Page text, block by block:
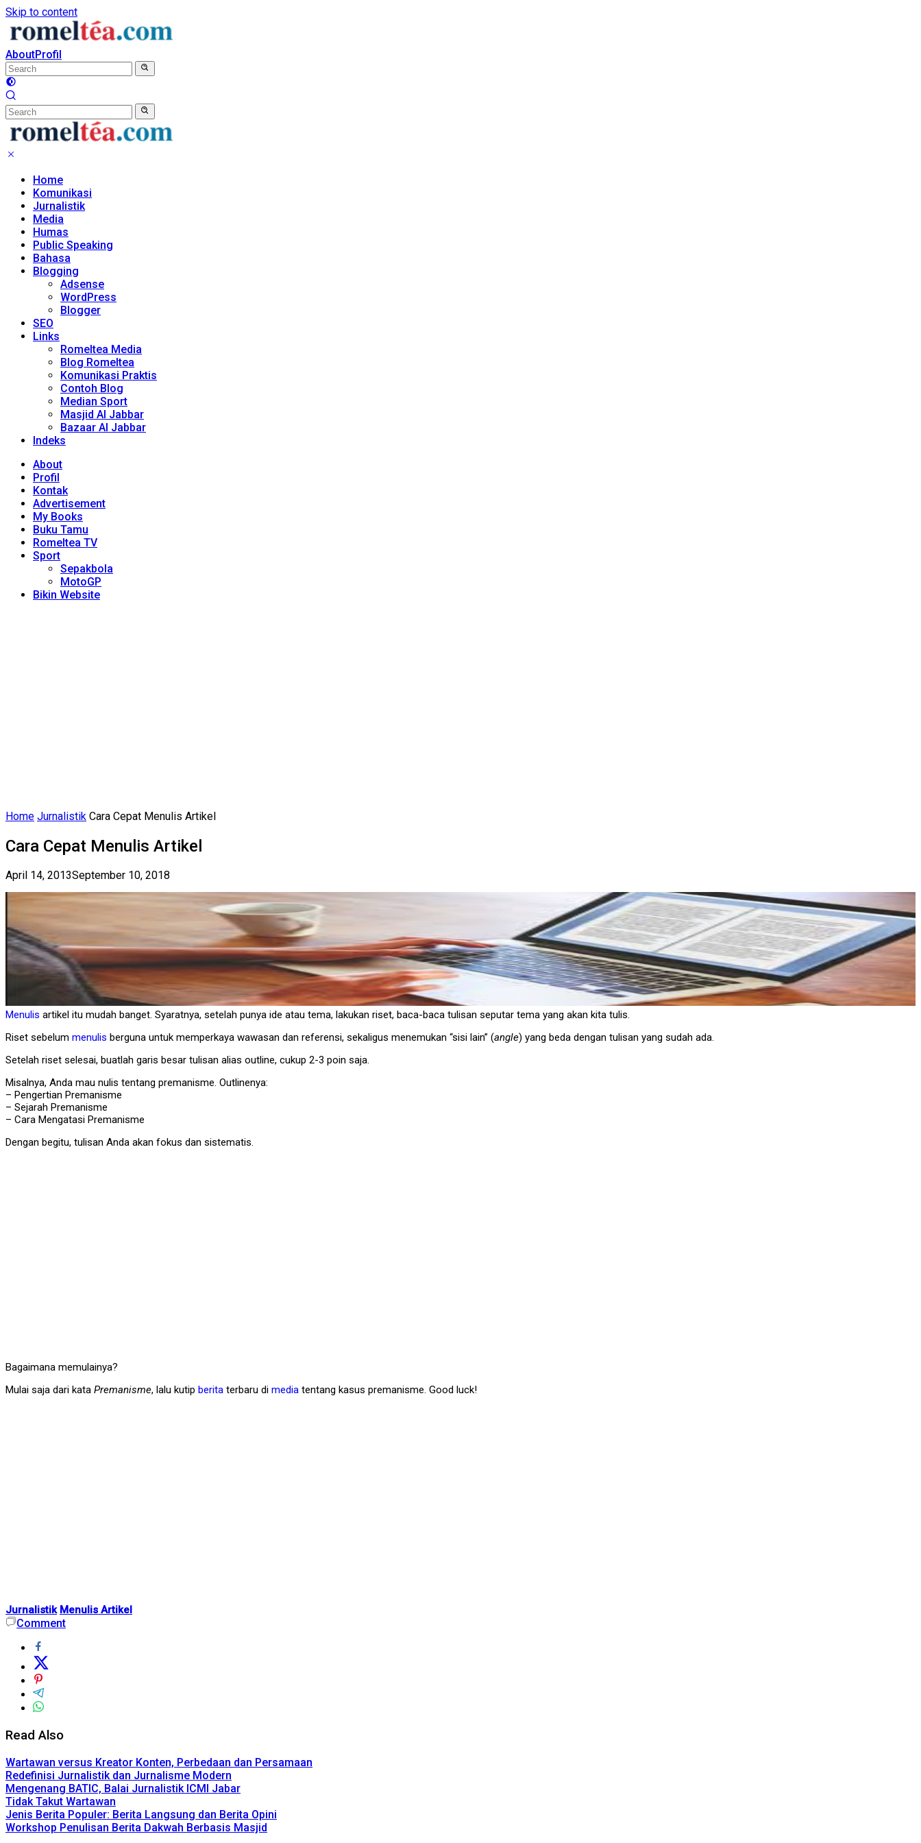
Skip to content
AboutProfil
Home
Komunikasi
Jurnalistik
Media
Humas
Public Speaking
Bahasa
Blogging
Adsense
WordPress
Blogger
SEO
Links
Romeltea Media
Blog Romeltea
Komunikasi Praktis
Contoh Blog
Median Sport
Masjid Al Jabbar
Bazaar Al Jabbar
Indeks
About
Profil
Kontak
Advertisement
My Books
Buku Tamu
Romeltea TV
Sport
Sepakbola
MotoGP
Bikin Website
Home Jurnalistik Cara Cepat Menulis Artikel
Cara Cepat Menulis Artikel
April 14, 2013September 10, 2018
Menulis artikel itu mudah banget. Syaratnya, setelah punya ide atau tema, lakukan riset, baca-baca tulisan seputar tema yang akan kita tulis.
Riset sebelum menulis berguna untuk memperkaya wawasan dan referensi, sekaligus menemukan “sisi lain” (angle) yang beda dengan tulisan yang sudah ada.
Setelah riset selesai, buatlah garis besar tulisan alias outline, cukup 2-3 poin saja.
Misalnya, Anda mau nulis tentang premanisme. Outlinenya:
– Pengertian Premanisme
– Sejarah Premanisme
– Cara Mengatasi Premanisme
Dengan begitu, tulisan Anda akan fokus dan sistematis.
Bagaimana memulainya?
Mulai saja dari kata Premanisme, lalu kutip berita terbaru di media tentang kasus premanisme. Good luck!
Jurnalistik Menulis Artikel
Comment
Read Also
Wartawan versus Kreator Konten, Perbedaan dan Persamaan
Redefinisi Jurnalistik dan Jurnalisme Modern
Mengenang BATIC, Balai Jurnalistik ICMI Jabar
Tidak Takut Wartawan
Jenis Berita Populer: Berita Langsung dan Berita Opini
Workshop Penulisan Berita Dakwah Berbasis Masjid